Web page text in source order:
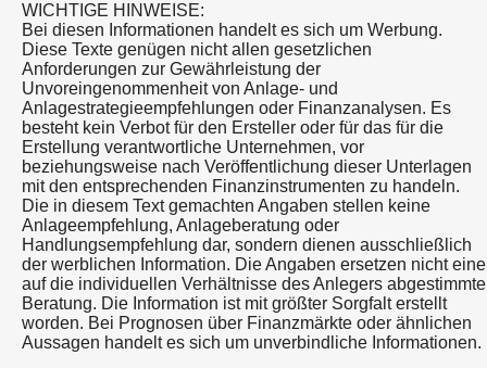
WICHTIGE HINWEISE:
Bei diesen Informationen handelt es sich um Werbung.
Diese Texte genügen nicht allen gesetzlichen
Anforderungen zur Gewährleistung der
Unvoreingenommenheit von Anlage- und
Anlagestrategieempfehlungen oder Finanzanalysen. Es
besteht kein Verbot für den Ersteller oder für das für die
Erstellung verantwortliche Unternehmen, vor
beziehungsweise nach Veröffentlichung dieser Unterlagen
mit den entsprechenden Finanzinstrumenten zu handeln.
Die in diesem Text gemachten Angaben stellen keine
Anlageempfehlung, Anlageberatung oder
Handlungsempfehlung dar, sondern dienen ausschließlich
der werblichen Information. Die Angaben ersetzen nicht eine
auf die individuellen Verhältnisse des Anlegers abgestimmte
Beratung. Die Information ist mit größter Sorgfalt erstellt
worden. Bei Prognosen über Finanzmärkte oder ähnlichen
Aussagen handelt es sich um unverbindliche Informationen.